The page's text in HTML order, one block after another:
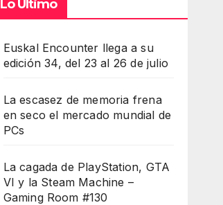
Lo Último
Euskal Encounter llega a su
edición 34, del 23 al 26 de julio
La escasez de memoria frena
en seco el mercado mundial de
PCs
La cagada de PlayStation, GTA
VI y la Steam Machine –
Gaming Room #130